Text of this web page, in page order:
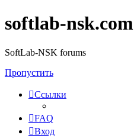
softlab-nsk.com
SoftLab-NSK forums
Пропустить
Ссылки
FAQ
Вход